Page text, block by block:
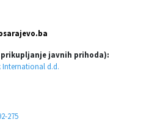
javnih prihoda):
International d.d.
275